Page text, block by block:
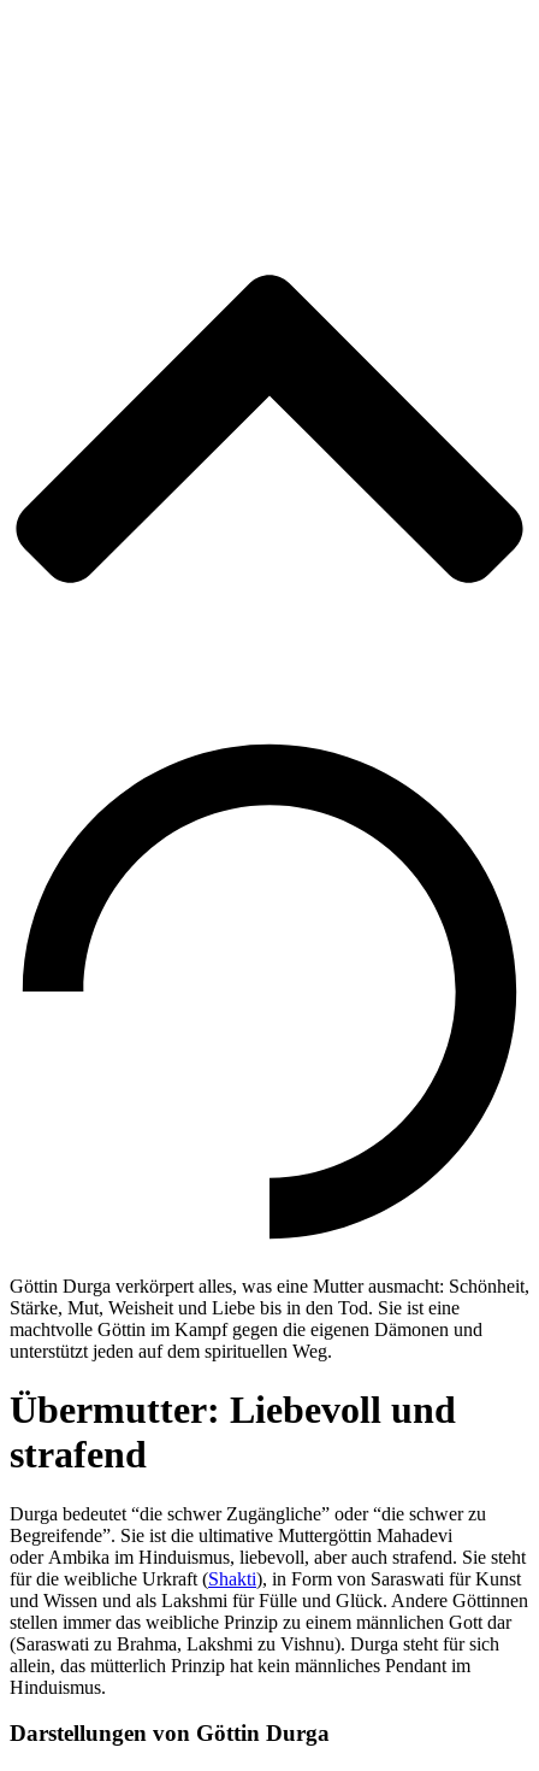
Göttin Durga verkörpert alles, was eine Mutter ausmacht: Schönheit,
Stärke, Mut, Weisheit und Liebe bis in den Tod. Sie ist eine
machtvolle Göttin im Kampf gegen die eigenen Dämonen und
unterstützt jeden auf dem spirituellen Weg.
Übermutter: Liebevoll und
strafend
Durga bedeutet “die schwer Zugängliche” oder “die schwer zu
Begreifende”. Sie ist die ultimative Muttergöttin Mahadevi
oder Ambika im Hinduismus, liebevoll, aber auch strafend. Sie steht
für die weibliche Urkraft (Shakti), in Form von Saraswati für Kunst
und Wissen und als Lakshmi für Fülle und Glück. Andere Göttinnen
stellen immer das weibliche Prinzip zu einem männlichen Gott dar
(Saraswati zu Brahma, Lakshmi zu Vishnu). Durga steht für sich
allein, das mütterlich Prinzip hat kein männliches Pendant im
Hinduismus.
Darstellungen von Göttin Durga